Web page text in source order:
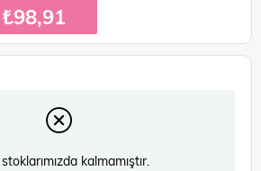
₺98,91
kalmamıştır.